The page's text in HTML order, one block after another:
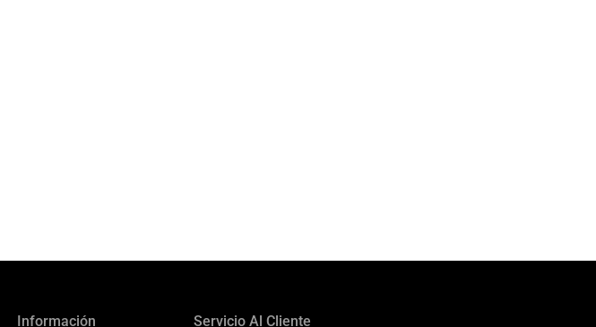
Información Servicio Al Cliente